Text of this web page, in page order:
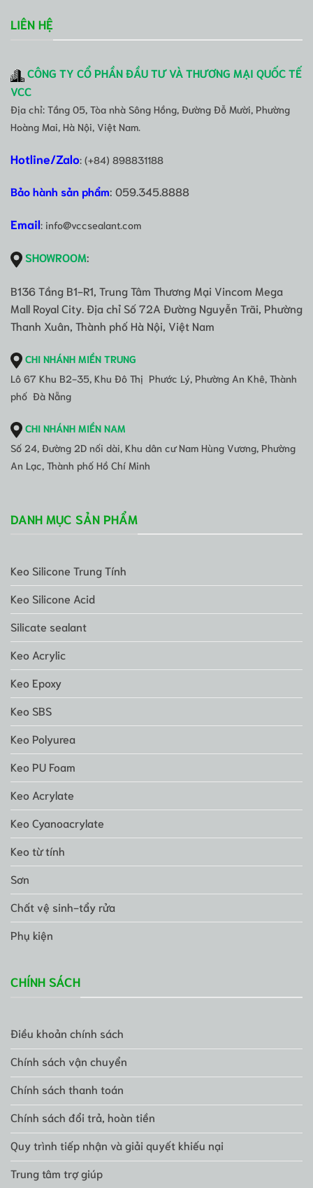
LIÊN HỆ
CÔNG TY CỔ PHẦN ĐẦU TƯ VÀ THƯƠNG MẠI QUỐC TẾ
VCC
Địa chỉ: Tầng 05, Tòa nhà Sông Hồng, Đường Đỗ Mười, Phường
Hoàng Mai, Hà Nội, Việt Nam.
Hotline/Zalo: (+84) 898831188
Bảo hành sản phẩm: 059.345.8888
Email: info@vccsealant.com
SHOWROOM:
B136 Tầng B1-R1, Trung Tâm Thương Mại Vincom Mega
Mall Royal City. Địa chỉ Số 72A Đường Nguyễn Trãi, Phường
Thanh Xuân, Thành phố Hà Nội, Việt Nam
CHI NHÁNH MIỀN TRUNG
Lô 67 Khu B2-35, Khu Đô Thị Phước Lý, Phường An Khê, Thành
phố Đà Nẵng
CHI NHÁNH MIỀN NAM
Số 24, Đường 2D nối dài, Khu dân cư Nam Hùng Vương, Phường
An Lạc, Thành phố Hồ Chí Minh
DANH MỤC SẢN PHẨM
Keo Silicone Trung Tính
Keo Silicone Acid
Silicate sealant
Keo Acrylic
Keo Epoxy
Keo SBS
Keo Polyurea
Keo PU Foam
Keo Acrylate
Keo Cyanoacrylate
Keo từ tính
Sơn
Chất vệ sinh-tẩy rửa
Phụ kiện
CHÍNH SÁCH
Điều khoản chính sách
Chính sách vận chuyển
Chính sách thanh toán
Chính sách đổi trả, hoàn tiền
Quy trình tiếp nhận và giải quyết khiếu nại
Trung tâm trợ giúp